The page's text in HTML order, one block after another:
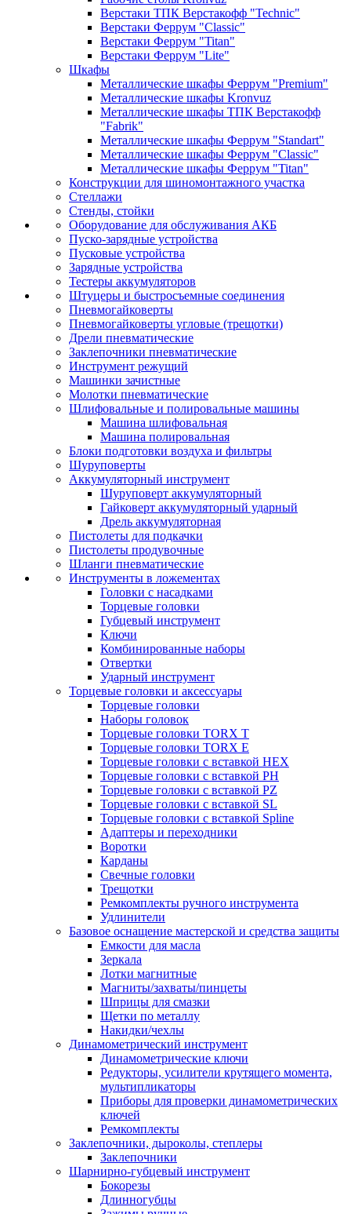
Верстаки ТПК Верстакофф "Technic"
Верстаки Феррум "Classic"
Верстаки Феррум "Titan"
Верстаки Феррум "Lite"
Шкафы
Металлические шкафы Феррум "Premium"
Металлические шкафы Kronvuz
Металлические шкафы ТПК Верстакофф
"Fabrik"
Металлические шкафы Феррум "Standart"
Металлические шкафы Феррум "Classic"
Металлические шкафы Феррум "Titan"
Конструкции для шиномонтажного участка
Стеллажи
Стенды, стойки
Оборудование для обслуживания АКБ
Пуско-зарядные устройства
Пусковые устройства
Зарядные устройства
Тестеры аккумуляторов
Штуцеры и быстросъемные соединения
Пневмогайковерты
Пневмогайковерты угловые (трещотки)
Дрели пневматические
Заклепочники пневматические
Инструмент режущий
Машинки зачистные
Молотки пневматические
Шлифовальные и полировальные машины
Машина шлифовальная
Машина полировальная
Блоки подготовки воздуха и фильтры
Шуруповерты
Аккумуляторный инструмент
Шуруповерт аккумуляторный
Гайковерт аккумуляторный ударный
Дрель аккумуляторная
Пистолеты для подкачки
Пистолеты продувочные
Шланги пневматические
Инструменты в ложементах
Головки с насадками
Торцевые головки
Губцевый инструмент
Ключи
Комбинированные наборы
Отвертки
Ударный инструмент
Торцевые головки и аксессуары
Торцевые головки
Наборы головок
Торцевые головки TORX T
Торцевые головки TORX Е
Торцевые головки с вставкой HEX
Торцевые головки с вставкой PH
Торцевые головки с вставкой PZ
Торцевые головки с вставкой SL
Торцевые головки с вставкой Spline
Адаптеры и переходники
Воротки
Карданы
Свечные головки
Трещотки
Ремкомплекты ручного инструмента
Удлинители
Базовое оснащение мастерской и средства защиты
Емкости для масла
Зеркала
Лотки магнитные
Магниты/захваты/пинцеты
Шприцы для смазки
Щетки по металлу
Накидки/чехлы
Динамометрический инструмент
Динамометрические ключи
Редукторы, усилители крутящего момента,
мультипликаторы
Приборы для проверки динамометрических
ключей
Ремкомплекты
Заклепочники, дыроколы, степлеры
Заклепочники
Шарнирно-губцевый инструмент
Бокорезы
Длинногубцы